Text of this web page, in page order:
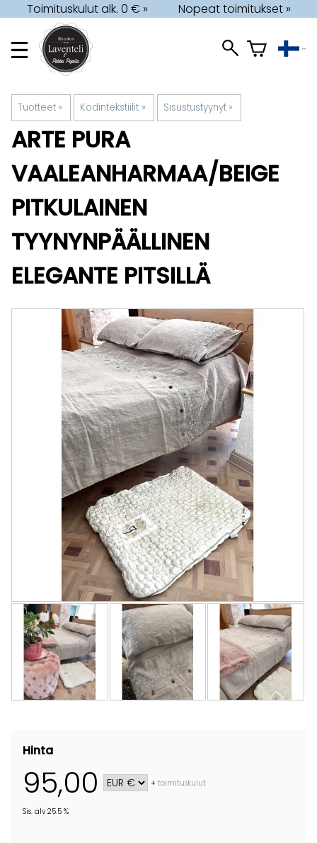
Toimituskulut alk. 0 € » Nopeat toimitukset »
Tuotteet ‪» Kodintekstiilit ‪» Sisustustyynyt ‪»
ARTE PURA
VAALEANHARMAA/BEIGE
PITKULAINEN
TYYNYNPÄÄLLINEN
ELEGANTE PITSILLÄ
Hinta
95,00 +toimituskulut
Sis. alv 25.5 %